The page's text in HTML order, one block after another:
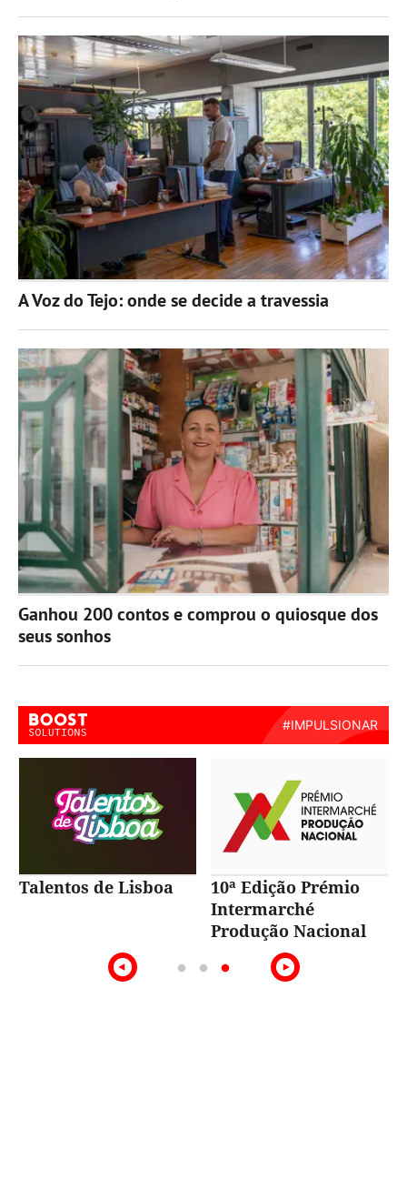
A Voz do Tejo: onde se decide a travessia
Ganhou 200 contos e comprou o quiosque dos
seus sonhos
Talentos de Lisboa
10ª Edição Prémio
Intermarché
Produção Nacional